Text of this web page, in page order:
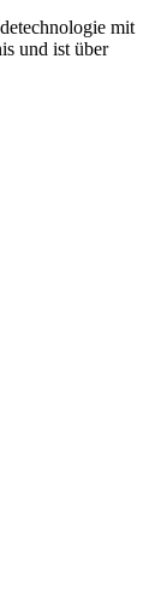
mit
und ist über